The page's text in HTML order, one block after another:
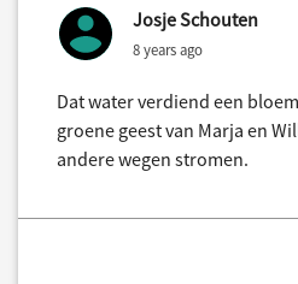
Josje Schouten
8 years ago
Dat water verdiend een
groene geest van Marja en
andere wegen stromen.